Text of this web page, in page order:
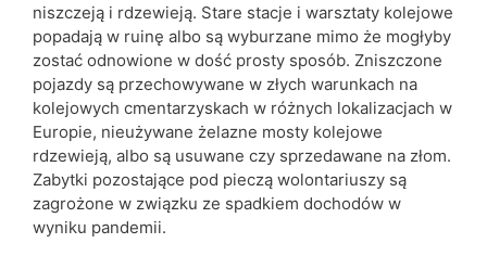
niszczeją i rdzewieją. Stare stacje i warsztaty kolejowe
popadają w ruinę albo są wyburzane mimo że mogłyby
zostać odnowione w dość prosty sposób. Zniszczone
pojazdy są przechowywane w złych warunkach na
kolejowych cmentarzyskach w różnych lokalizacjach w
Europie, nieużywane żelazne mosty kolejowe
rdzewieją, albo są usuwane czy sprzedawane na złom.
Zabytki pozostające pod pieczą wolontariuszy są
zagrożone w związku ze spadkiem dochodów w
wyniku pandemii.